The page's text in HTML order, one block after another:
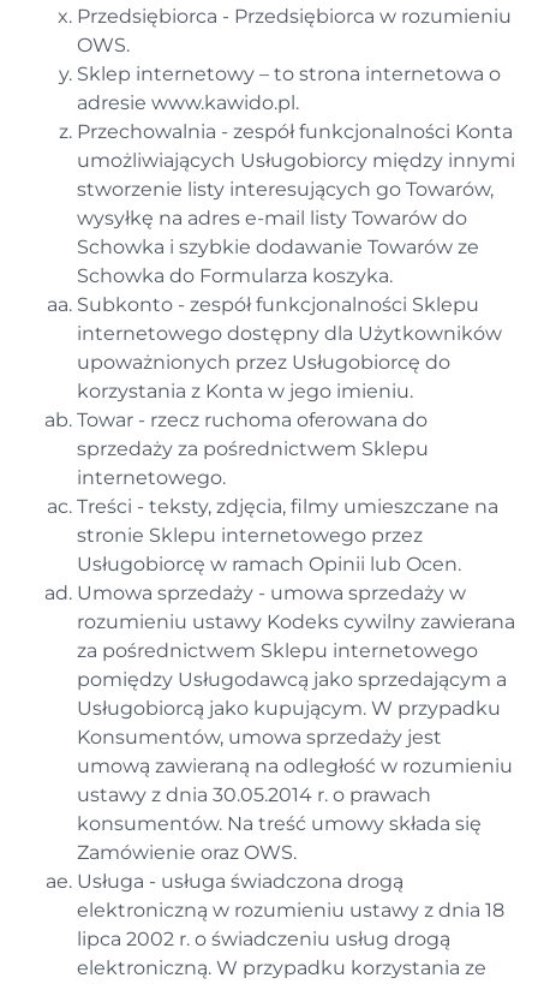
Przedsiębiorca - Przedsiębiorca w rozumieniu
OWS.
Sklep internetowy – to strona internetowa o
adresie www.kawido.pl.
Przechowalnia - zespół funkcjonalności Konta
umożliwiających Usługobiorcy między innymi
stworzenie listy interesujących go Towarów,
wysyłkę na adres e-mail listy Towarów do
Schowka i szybkie dodawanie Towarów ze
Schowka do Formularza koszyka.
Subkonto - zespół funkcjonalności Sklepu
internetowego dostępny dla Użytkowników
upoważnionych przez Usługobiorcę do
korzystania z Konta w jego imieniu.
Towar - rzecz ruchoma oferowana do
sprzedaży za pośrednictwem Sklepu
internetowego.
Treści - teksty, zdjęcia, filmy umieszczane na
stronie Sklepu internetowego przez
Usługobiorcę w ramach Opinii lub Ocen.
Umowa sprzedaży - umowa sprzedaży w
rozumieniu ustawy Kodeks cywilny zawierana
za pośrednictwem Sklepu internetowego
pomiędzy Usługodawcą jako sprzedającym a
Usługobiorcą jako kupującym. W przypadku
Konsumentów, umowa sprzedaży jest
umową zawieraną na odległość w rozumieniu
ustawy z dnia 30.05.2014 r. o prawach
konsumentów. Na treść umowy składa się
Zamówienie oraz OWS.
Usługa - usługa świadczona drogą
elektroniczną w rozumieniu ustawy z dnia 18
lipca 2002 r. o świadczeniu usług drogą
elektroniczną. W przypadku korzystania ze